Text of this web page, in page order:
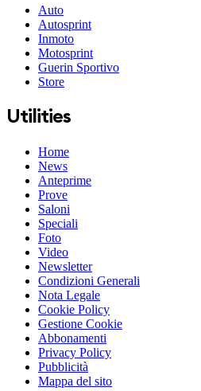
Auto
Autosprint
Inmoto
Motosprint
Guerin Sportivo
Store
Utilities
Home
News
Anteprime
Prove
Saloni
Speciali
Foto
Video
Newsletter
Condizioni Generali
Nota Legale
Cookie Policy
Gestione Cookie
Abbonamenti
Privacy Policy
Pubblicità
Mappa del sito